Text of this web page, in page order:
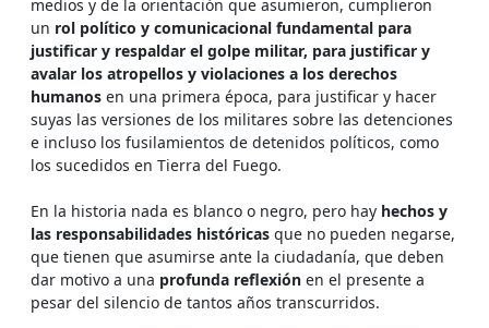
medios y de la orientación que asumieron, cumplieron
un rol político y comunicacional fundamental para
justificar y respaldar el golpe militar, para justificar y
avalar los atropellos y violaciones a los derechos
humanos en una primera época, para justificar y hacer
suyas las versiones de los militares sobre las detenciones
e incluso los fusilamientos de detenidos políticos, como
los sucedidos en Tierra del Fuego.
En la historia nada es blanco o negro, pero hay hechos y
las responsabilidades históricas que no pueden negarse,
que tienen que asumirse ante la ciudadanía, que deben
dar motivo a una profunda reflexión en el presente a
pesar del silencio de tantos años transcurridos.